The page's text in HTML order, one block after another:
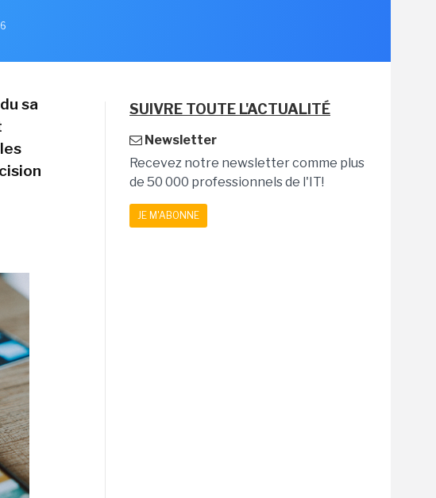
sa
SUIVRE TOUTE L'ACTUALITÉ
Newsletter
Recevez notre newsletter comme plus
de 50 000 professionnels de l'IT!
JE M'ABONNE